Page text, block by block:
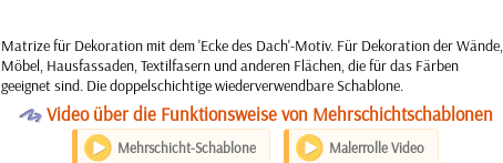
Matrize für Dekoration mit dem 'Ecke des Dach'-Motiv. Für Dekoration der Wände,
Möbel, Hausfassaden, Textilfasern und anderen Flächen, die für das Färben
geeignet sind. Die doppelschichtige wiederverwendbare Schablone.
OVideo über die Funktionsweise von Mehrschichtschablonen
Mehrschicht-Schablone Malerrolle Video